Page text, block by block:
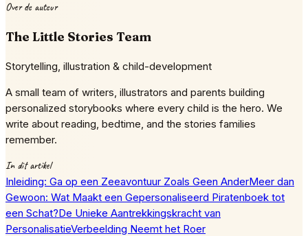
Over de auteur
The Little Stories Team
Storytelling, illustration & child-development
A small team of writers, illustrators and parents building
personalized storybooks where every child is the hero. We
write about reading, bedtime, and the stories families
remember.
In dit artikel
Inleiding: Ga op een Zeeavontuur Zoals Geen AnderMeer dan
Gewoon: Wat Maakt een Gepersonaliseerd Piratenboek tot
een Schat?De Unieke Aantrekkingskracht van
PersonalisatieVerbeelding Neemt het Roer